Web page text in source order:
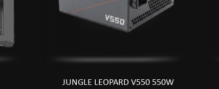
JUNGLE LEOPARD V550 550W